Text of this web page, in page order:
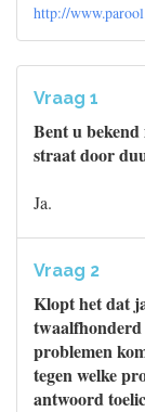
http://
Vraag 1
Bent u
straat door
Ja.
Vraag 2
Klopt het dat
twaalfhonderd
problemen
tegen welke
antwoord